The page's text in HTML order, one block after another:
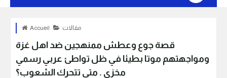
Accueil مقالات
قصة جوع وعطش ممنهجين ضد اهل غزة
ومواجهتهم موتا بطيئا في ظل تواطئ عربي رسمي
مخزي . متى تتحرك الشعوب؟